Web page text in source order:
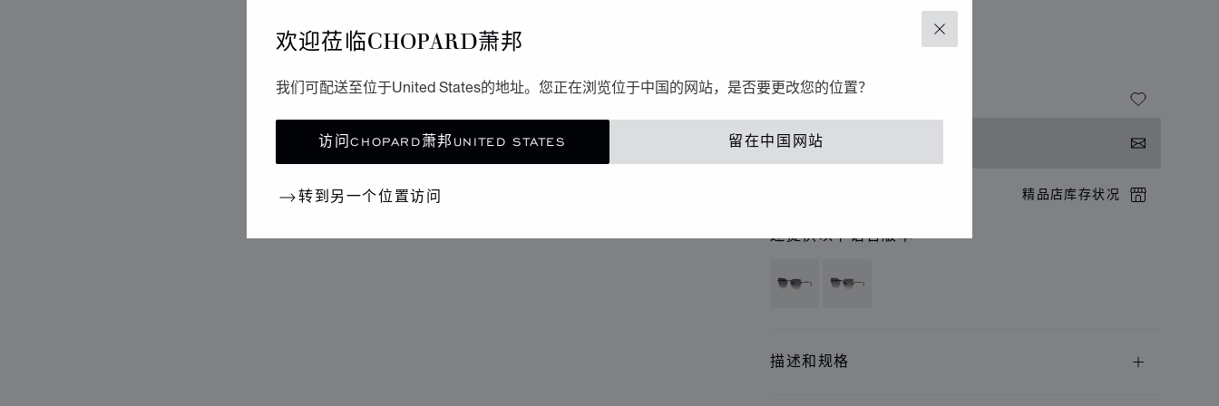
关闭
欢迎莅临CHOPARD萧邦
我们可配送至位于United States的地址。您正在浏览位于中国的网站，是否要更改您的位置？
访问CHOPARD萧邦UNITED STATES 留在中国网站
转到另一个位置访问
联系我们
精品店库存状况
还提供以下语言版本
描述和规格